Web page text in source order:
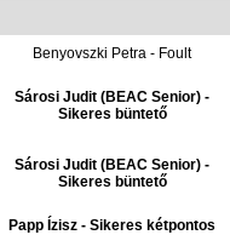
Benyovszki Petra - Foult
Sárosi Judit (BEAC Senior) -
Sikeres büntető
Sárosi Judit (BEAC Senior) -
Sikeres büntető
Papp Ízisz - Sikeres kétpontos